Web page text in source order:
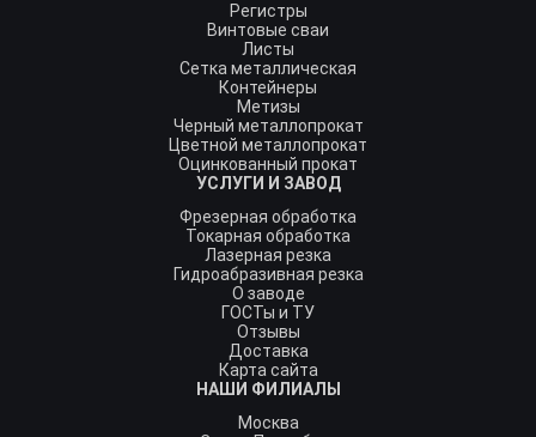
Регистры
Винтовые сваи
Листы
Сетка металлическая
Контейнеры
Метизы
Черный металлопрокат
Цветной металлопрокат
Оцинкованный прокат
УСЛУГИ И ЗАВОД
Фрезерная обработка
Токарная обработка
Лазерная резка
Гидроабразивная резка
О заводе
ГОСТы и ТУ
Отзывы
Доставка
Карта сайта
НАШИ ФИЛИАЛЫ
Москва